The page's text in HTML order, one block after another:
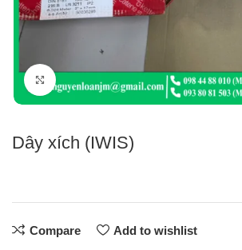
Click to enlarge
Dây xích (IWIS)
Compare Add to wishlist